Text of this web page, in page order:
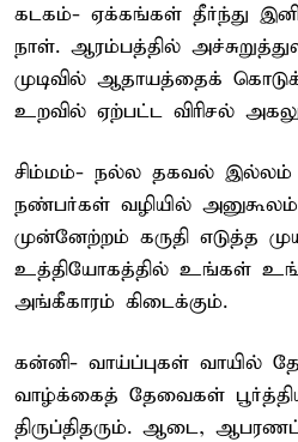
கடகம்- ஏக்கங்கள் தீர்ந்து
நாள். ஆரம்பத்தில்
முடிவில் ஆதாயத்தைக்
உறவில் ஏற்பட்ட விரிசல்
சிம்மம்- நல்ல தகவல் இல்லம்
நண்பர்கள் வழியில்
முன்னேற்றம் கருதி எடுத்த
உத்தியோகத்தில் உங்கள்
அங்கீகாரம் கிடைக்கும்.
கன்னி- வாய்ப்புகள் வாயில்
வாழ்க்கைத் தேவைகள்
திருப்திதரும். ஆடை,